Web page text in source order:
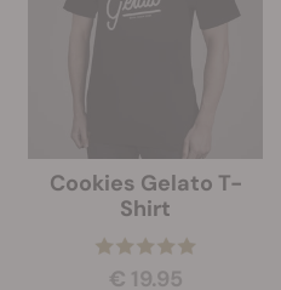
Cookies Gelato T-
Shirt
€ 19.95